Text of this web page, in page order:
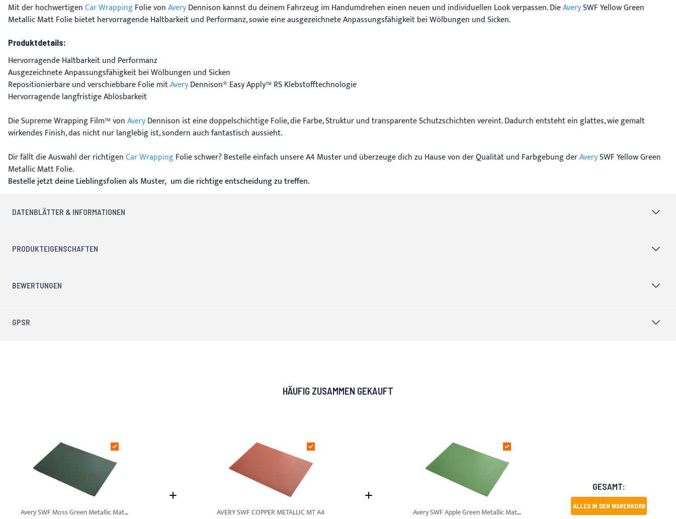
Mit der hochwertigenCar WrappingFolie vonAveryDennison kannst du deinem Fahrzeug im Handumdrehen einen neuen und individuellen Look verpassen. DieAverySWF Yellow Green
Metallic Matt Folie bietet hervorragende Haltbarkeit und Performanz, sowie eine ausgezeichnete Anpassungsfähigkeit bei Wölbungen und Sicken.
Produktdetails:
Hervorragende Haltbarkeit und Performanz
Ausgezeichnete Anpassungsfähigkeit bei Wölbungen und Sicken
Repositionierbare und verschiebbare Folie mitAveryDennison® Easy Apply™ RS Klebstofftechnologie
Hervorragende langfristige Ablösbarkeit
Die Supreme Wrapping Film™ vonAveryDennison ist eine doppelschichtige Folie, die Farbe, Struktur und transparente Schutzschichten vereint. Dadurch entsteht ein glattes, wie gemalt
wirkendes Finish, das nicht nur langlebig ist, sondern auch fantastisch aussieht.
Dir fällt die Auswahl der richtigenCar WrappingFolie schwer? Bestelle einfach unsere A4 Muster und überzeuge dich zu Hause von der Qualität und Farbgebung derAverySWF Yellow Green
Metallic Matt Folie.
Bestelle jetzt deine Lieblingsfolien als Muster, um die richtige entscheidung zu treffen.
DATENBLÄTTER & INFORMATIONEN
PRODUKTEIGENSCHAFTEN
BEWERTUNGEN
GPSR
HÄUFIG ZUSAMMEN GEKAUFT
Avery SWF Moss Green Metallic Matt A4 Muster AVERY SWF COPPER METALLIC MT A4 Avery SWF Apple Green Metallic Matt A4 Muster
ALLES IN DEN WARENKORB
GESAMT: